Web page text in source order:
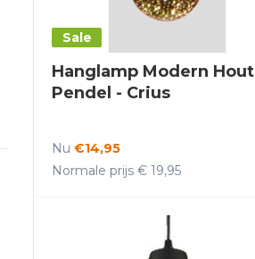
Sale
Hanglamp Modern Hout
Pendel - Crius
Nu €14,95
Normale prijs € 19,95